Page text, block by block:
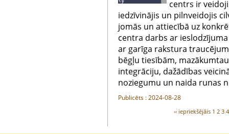
centrs ir
iedzīvinājis un pilnveidojis
jomās un attiecībā uz
centra darbs ar
ar garīga rakstura
bēgļu tiesībām,
integrāciju, dažādības
noziegumu un naida runas
Publicēts : 2024-08-28
‹‹ iepriekšējāis 1 2 3 4